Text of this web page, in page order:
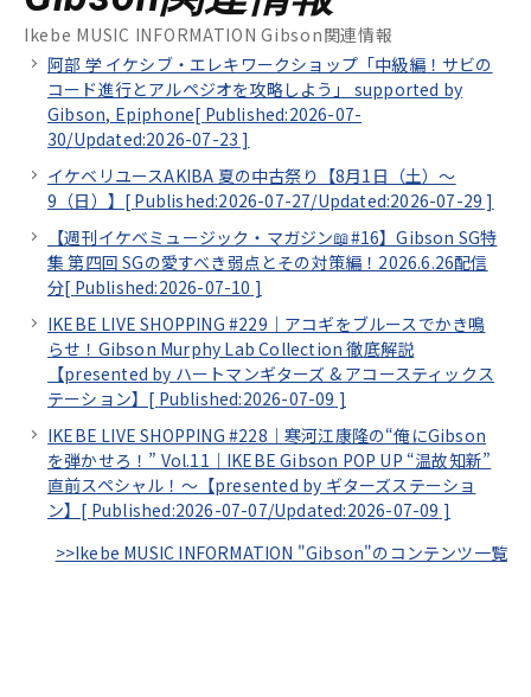
Ikebe MUSIC INFORMATION Gibson関連情報
阿部 学 イケシブ・エレキワークショップ「中級編！サビの
コード進行とアルペジオを攻略しよう」 supported by
Gibson, Epiphone[ Published:2026-07-
30/Updated:2026-07-23 ]
イケベリユースAKIBA 夏の中古祭り【8月1日（土）～
9（日）】[ Published:2026-07-27/Updated:2026-07-29 ]
【週刊イケベミュージック・マガジン📖#16】Gibson SG特
集 第四回 SGの愛すべき弱点とその対策編！2026.6.26配信
分[ Published:2026-07-10 ]
IKEBE LIVE SHOPPING #229｜アコギをブルースでかき鳴
らせ！Gibson Murphy Lab Collection 徹底解説
【presented by ハートマンギターズ & アコースティックス
テーション】[ Published:2026-07-09 ]
IKEBE LIVE SHOPPING #228｜寒河江康隆の“俺にGibson
を弾かせろ！” Vol.11｜IKEBE Gibson POP UP “温故知新”
直前スペシャル！～【presented by ギターズステーショ
ン】[ Published:2026-07-07/Updated:2026-07-09 ]
>>Ikebe MUSIC INFORMATION "Gibson"のコンテンツ一覧